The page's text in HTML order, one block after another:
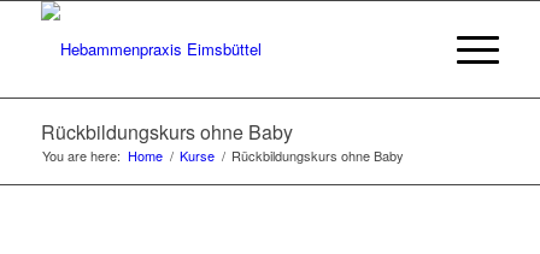
Rückbildungskurs ohne Baby
You are here: Home / Kurse / Rückbildungskurs ohne Baby